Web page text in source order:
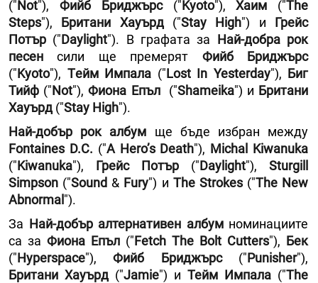
("Not"), Фийб Бриджърс("Kyoto"),Хаим ("The
Steps"), Британи Хауърд ("Stay High") и Грейс
Потър ("Daylight"). В графата за Най-добра рок
песен сили ще премерят Фийб Бриджърс
("Kyoto"), Tейм Импала ("Lost In Yesterday"), Биг
Тийф ("Not"),Фиона Епъл("Shameika") и Британи
Хауърд ("Stay High").
Най-добър рок албум ще бъде избран между
Fontaines D.C. ("A Hero’s Death"), Мichal Kiwanuka
("Kiwanuka"), Грейс Потър ("Daylight"),Sturgill
Simpson ("Sound & Fury") и The Strokes("The New
Abnormal ").
За Най-добър алтернативен албумноминациите
са заФиона Епъл ("Fetch Тhe Bolt Cutters"), Бек
("Hyperspace"),Фийб Бриджърс("Punisher"),
Британи Хауърд ("Jamie") иТейм Импала ("The